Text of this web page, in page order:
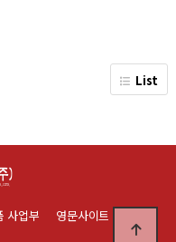
List
사업부 영문사이트